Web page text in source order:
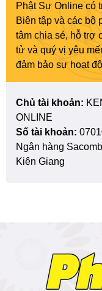
Phật Sự Online có
Biên tập và các bộ
tâm chia sẻ, hỗ trợ
tử và quý vị yêu
đảm bảo sự hoạt
Chủ tài khoản:
ONLINE
Số tài khoản:
Ngân hàng
Kiên Giang